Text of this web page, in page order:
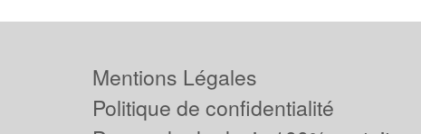
Mentions Légales
Politique de confidentialité